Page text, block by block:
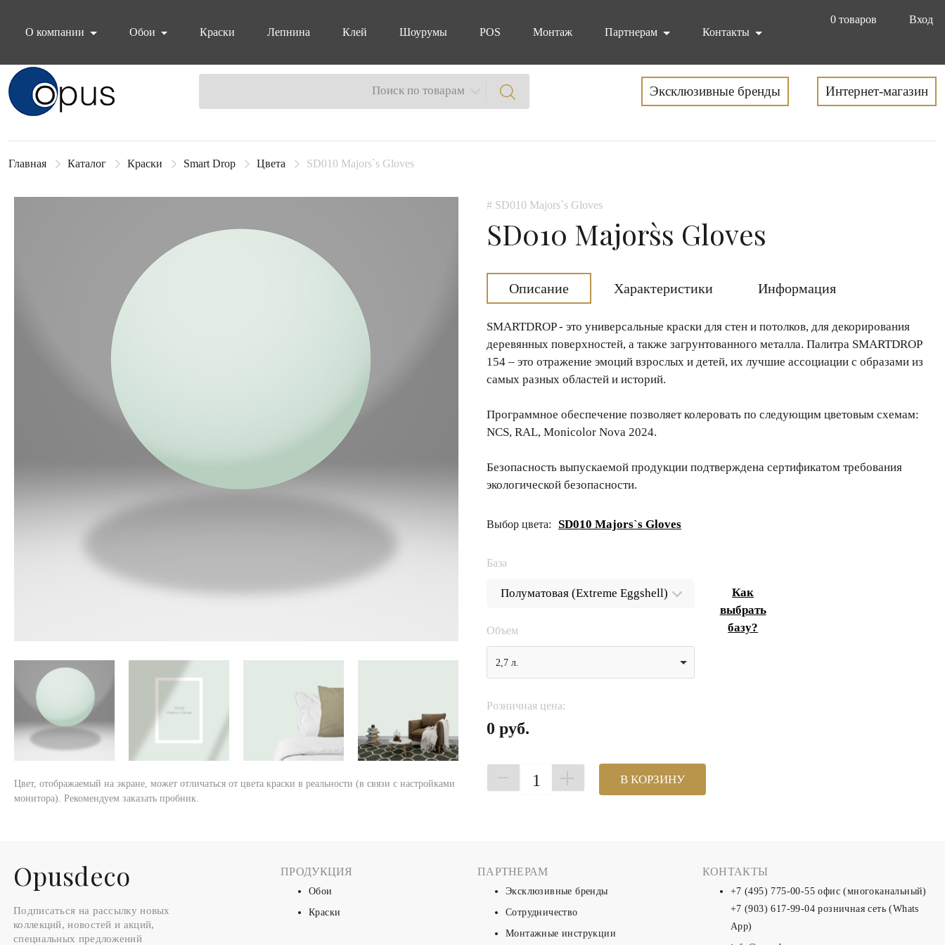
0 товаров
Вход
О компании
Обои Краски Лепнина Клей Шоурумы POS Монтаж Партнерам Контакты
Блок поиска Поиск по товарам Эксклюзивные бренды Интернет-магазин
Главная Каталог Краски Smart Drop Цвета SD010 Majors`s Gloves
Цвет, отображаемый на экране, может отличаться от цвета краски в реальности (в связи с настройками
монитора). Рекомендуем заказать пробник.
# SD010 Majors`s Gloves
SD010 Majors`s Gloves
Описание Характеристики Информация
SMARTDROP - это универсальные краски для стен и потолков, для декорирования
деревянных поверхностей, а также загрунтованного металла. Палитра SMARTDROP
154 – это отражение эмоций взрослых и детей, их лучшие ассоциации с образами из
самых разных областей и историй.
Программное обеспечение позволяет колеровать по следующим цветовым схемам:
NCS, RAL, Monicolor Nova 2024.
Безопасность выпускаемой продукции подтверждена сертификатом требования
экологической безопасности.
Выбор цвета: SD010 Majors`s Gloves
База
Как
выбрать
базу?
Объем
2,7 л.
Розничная цена:
0 руб.
1 В КОРЗИНУ
Оpusdeco
Подписаться на рассылку новых
коллекций, новостей и акций,
специальных предложений
ПРОДУКЦИЯ
Обои
Краски
ПАРТНЕРАМ
Эксклюзивные бренды
Сотрудничество
Монтажные инструкции
КОНТАКТЫ
+7 (495) 775-00-55 офис (многоканальный)
+7 (903) 617-99-04 розничная сеть (Whats
App)